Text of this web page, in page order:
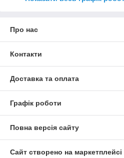
Про нас
Контакти
Доставка та оплата
Графік роботи
Повна версія сайту
Сайт створено на маркетплейсі